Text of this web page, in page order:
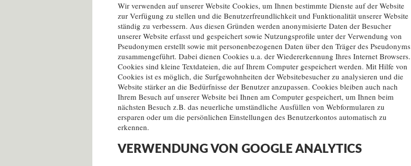
Wir verwenden auf unserer Website Cookies, um Ihnen bestimmte Dienste auf der Website
zur Verfügung zu stellen und die Benutzerfreundlichkeit und Funktionalität unserer Website
ständig zu verbessern. Aus diesen Gründen werden anonymisierte Daten der Besucher
unserer Website erfasst und gespeichert sowie Nutzungsprofile unter der Verwendung von
Pseudonymen erstellt sowie mit personenbezogenen Daten über den Träger des Pseudonyms
zusammengeführt. Dabei dienen Cookies u.a. der Wiedererkennung Ihres Internet Browsers.
Cookies sind kleine Textdateien, die auf Ihrem Computer gespeichert werden. Mit Hilfe von
Cookies ist es möglich, die Surfgewohnheiten der Websitebesucher zu analysieren und die
Website stärker an die Bedürfnisse der Benutzer anzupassen. Cookies bleiben auch nach
Ihrem Besuch auf unserer Website bei Ihnen am Computer gespeichert, um Ihnen beim
nächsten Besuch z.B. das neuerliche umständliche Ausfüllen von Webformularen zu
ersparen oder um die persönlichen Einstellungen des Benutzerkontos automatisch zu
erkennen.
VERWENDUNG VON GOOGLE ANALYTICS